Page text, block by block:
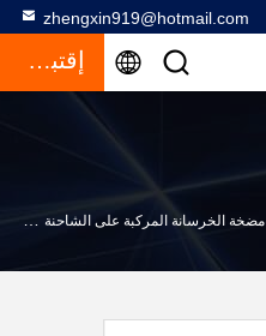
zhengxin919@hotmail.com
إقتباس
مضخة الخرسانة المركبة على الشاحنة >